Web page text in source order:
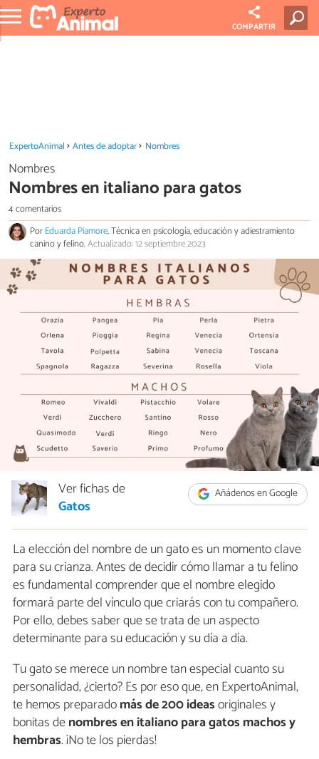
COMPARTIR
ExpertoAnimal Antes de adoptar Nombres
Nombres
Nombres en italiano para gatos
4 comentarios
PorEduarda Piamore, Técnica en psicología, educación y adiestramiento
canino y felino.Actualizado: 12 septiembre 2023
Añádenos en Google
Ver fichas de
Gatos
La elección del nombre de un gato es un momento clave
para su crianza. Antes de decidir cómo llamar a tu felino
es fundamental comprender que el nombre elegido
formará parte del vínculo que criarás con tu compañero.
Por ello, debes saber que se trata de un aspecto
determinante para su educación y su día a día.
Tu gato se merece un nombre tan especial cuanto su
personalidad, ¿cierto? Es por eso que, en ExpertoAnimal,
te hemos preparadomás de 200 ideasoriginales y
bonitas denombres en italiano para gatos machos y
hembras. ¡No te los pierdas!